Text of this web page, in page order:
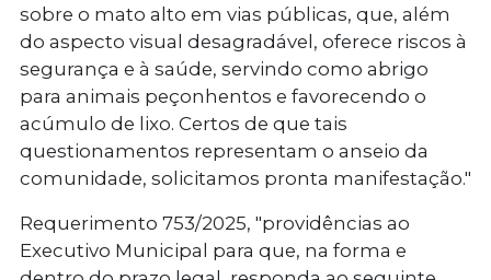
sobre o mato alto em vias públicas, que, além
do aspecto visual desagradável, oferece riscos à
segurança e à saúde, servindo como abrigo
para animais peçonhentos e favorecendo o
acúmulo de lixo. Certos de que tais
questionamentos representam o anseio da
comunidade, solicitamos pronta manifestação."
Requerimento 753/2025, "providências ao
Executivo Municipal para que, na forma e